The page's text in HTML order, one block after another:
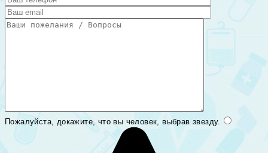
Пожалуйста, докажите, что вы человек, выбрав звезду.